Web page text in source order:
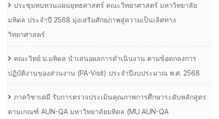
ประชุมทบทวนแผนยุทธศาสตร์ คณะวิทยาศาสตร์ มหาวิทยาลัย
มหิดล ประจำปี 2568 มุ่งเสริมศักยภาพสู่ความเป็นเลิศทาง
วิทยาศาสตร์
คณะวิทย์ ม.มหิดล นำเสนอผลการดำเนินงาน ตามข้อตกลงการ
ปฏิบัติงานของส่วนงาน (PA-Visit) ประจำปีงบประมาณ พ.ศ. 2568
ภาควิชาเคมี รับการตรวจประเมินคุณภาพการศึกษาระดับหลักสูตร
ตามเกณฑ์ AUN-QA มหาวิทยาลัยมหิดล (MU AUN-QA